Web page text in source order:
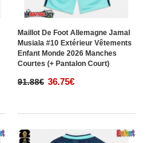
Maillot De Foot Allemagne Jamal
Musiala #10 Extérieur Vêtements
Enfant Monde 2026 Manches
Courtes (+ Pantalon Court)
91.88€ 36.75€